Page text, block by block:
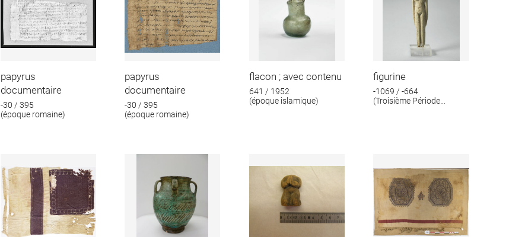
papyrus
documentaire
-30 / 395
(époque romaine)
papyrus
documentaire
-30 / 395
(époque romaine)
flacon ; avec contenu
641 / 1952
(époque islamique)
figurine
-1069 / -664
(Troisième Période